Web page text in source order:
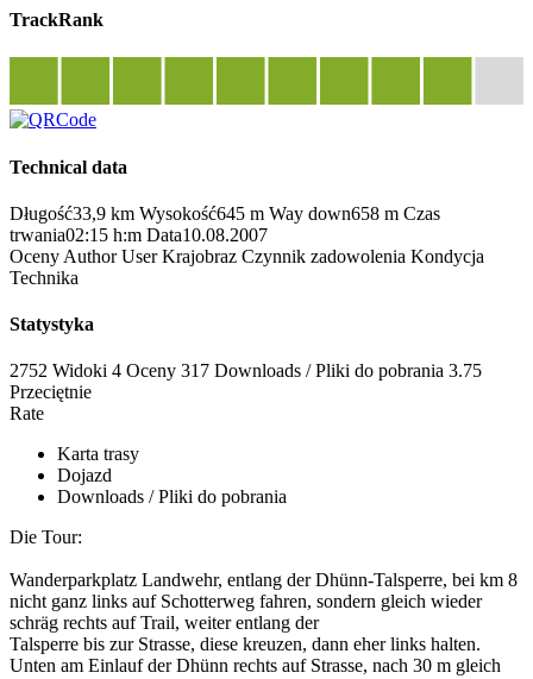
TrackRank
Technical data
Długość33,9 km Wysokość645 m Way down658 m Czas
trwania02:15 h:m Data10.08.2007
Oceny Author User Krajobraz Czynnik zadowolenia Kondycja
Technika
Statystyka
2752 Widoki 4 Oceny 317 Downloads / Pliki do pobrania 3.75
Przeciętnie
Rate
Karta trasy
Dojazd
Downloads / Pliki do pobrania
Die Tour:
Wanderparkplatz Landwehr, entlang der Dhünn-Talsperre, bei km 8
nicht ganz links auf Schotterweg fahren, sondern gleich wieder
schräg rechts auf Trail, weiter entlang der
Talsperre bis zur Strasse, diese kreuzen, dann eher links halten.
Unten am Einlauf der Dhünn rechts auf Strasse, nach 30 m gleich